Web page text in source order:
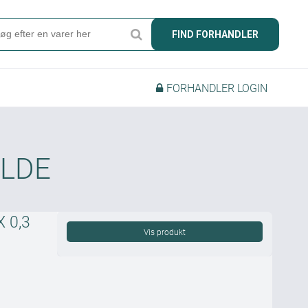
FIND FORHANDLER
FORHANDLER LOGIN
Søg
Om Camper
0,3
Vis produkt